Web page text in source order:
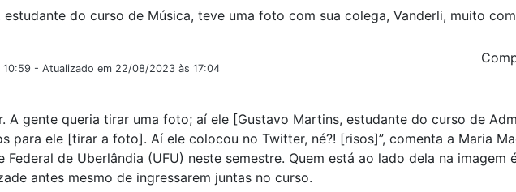
estudante do curso de Música, teve uma foto com sua colega, Vanderli, muito
- Atualizado em 22/08/2023 às 17:04
A gente queria tirar uma foto; aí ele [Gustavo Martins, estudante do curso de
para ele [tirar a foto]. Aí ele colocou no Twitter, né?! [risos]”, comenta a Maria
Federal de Uberlândia (UFU) neste semestre. Quem está ao lado dela na imagem
antes mesmo de ingressarem juntas no curso.